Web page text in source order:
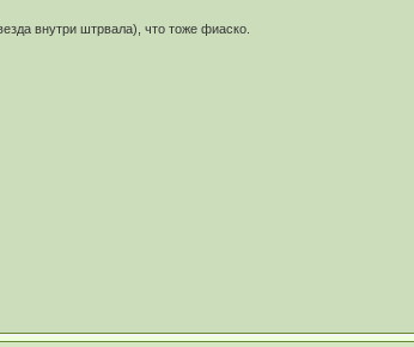
внутри штрвала), что тоже фиаско.